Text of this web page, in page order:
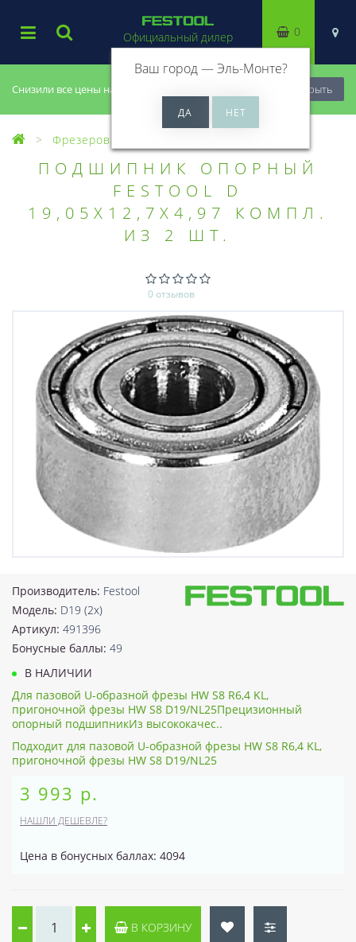
Снизили все цены на 20%, успей купить! Закрыть
Официальный дилер
Ваш город —Эль-Монте?
0
Фрезерование
ПОДШИПНИК ОПОРНЫЙ
FESTOOL D
19,05X12,7X4,97 КОМПЛ.
ИЗ 2 ШТ.
0 отзывов
Производитель: Festool
Модель: D19 (2x)
Артикул: 491396
Бонусные баллы: 49
В НАЛИЧИИ
Для пазовой U-образной фрезы HW S8 R6,4 KL,
пригоночной фрезы HW S8 D19/NL25Прецизионный
опорный подшипникИз высококачес..
Подходит для пазовой U-образной фрезы HW S8 R6,4 KL,
пригоночной фрезы HW S8 D19/NL25
3 993 р.
НАШЛИ ДЕШЕВЛЕ?
Цена в бонусных баллах: 4094
В КОРЗИНУ